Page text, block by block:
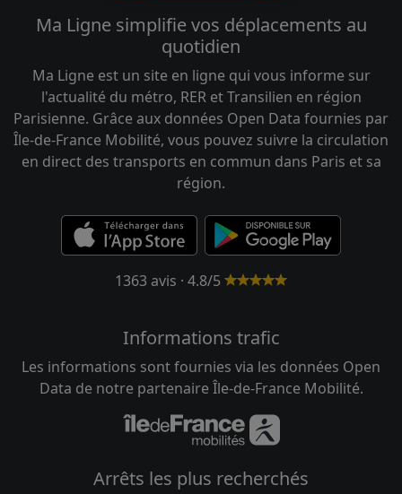
Ma Ligne simplifie vos déplacements au
quotidien
Ma Ligne est un site en ligne qui vous informe sur
l'actualité du métro, RER et Transilien en région
Parisienne. Grâce aux données Open Data fournies par
Île-de-France Mobilité, vous pouvez suivre la circulation
en direct des transports en commun dans Paris et sa
région.
1363 avis · 4.8/5
Informations trafic
Les informations sont fournies via les données Open
Data de notre partenaire Île-de-France Mobilité.
Arrêts les plus recherchés